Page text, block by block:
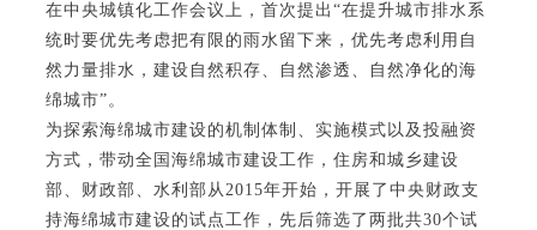
在中央城镇化工作会议上，首次提出“在提升城市排水系
统时要优先考虑把有限的雨水留下来，优先考虑利用自
然力量排水，建设自然积存、自然渗透、自然净化的海
绵城市”。
为探索海绵城市建设的机制体制、实施模式以及投融资
方式，带动全国海绵城市建设工作，住房和城乡建设
部、财政部、水利部从2015年开始，开展了中央财政支
持海绵城市建设的试点工作，先后筛选了两批共30个试